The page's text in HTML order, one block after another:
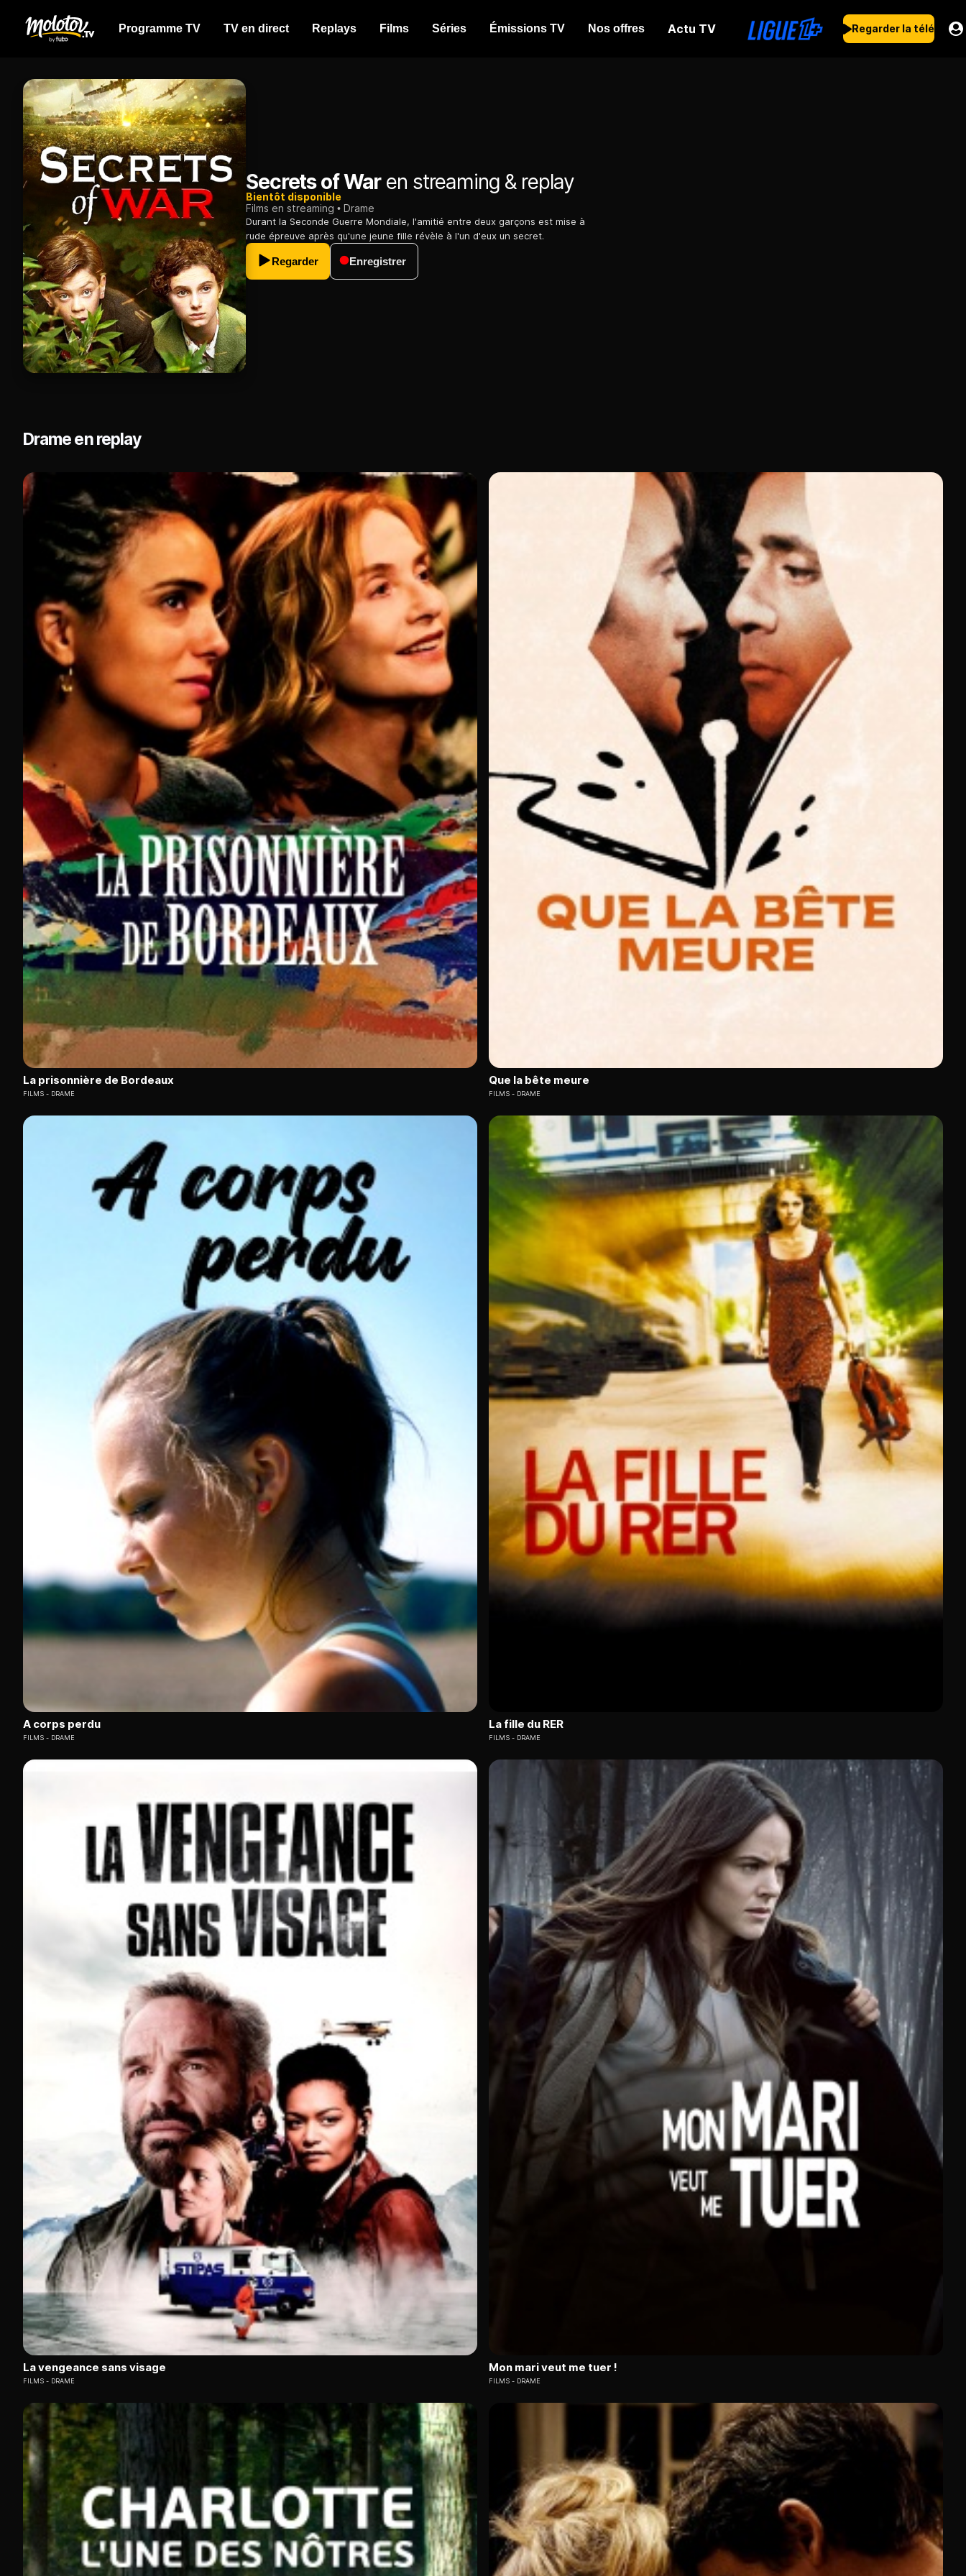
Programme TV TV en direct Replays Films Séries Émissions TV Nos offres Actu TV Regarder la télé
Secrets of Waren streaming & replay
Bientôt disponible
Films en streaming
Drame
Durant la Seconde Guerre Mondiale, l'amitié entre deux garçons est mise à
rude épreuve après qu'une jeune fille révèle à l'un d'eux un secret.
Regarder Enregistrer
Drame en replay
La prisonnière de Bordeaux
FILMS DRAME
Que la bête meure
FILMS DRAME
A corps perdu
FILMS DRAME
La fille du RER
FILMS DRAME
La vengeance sans visage
FILMS DRAME
Mon mari veut me tuer !
FILMS DRAME